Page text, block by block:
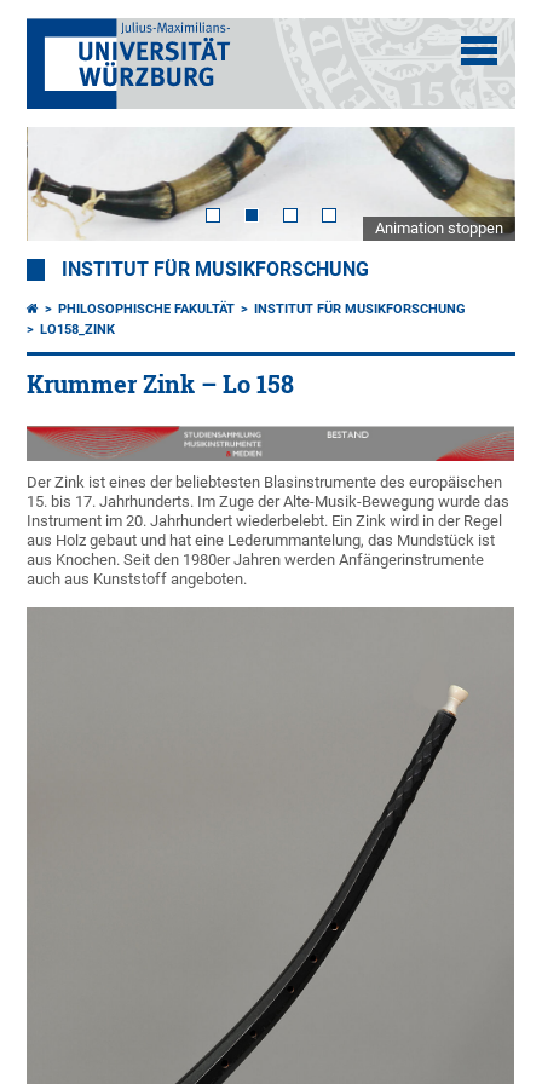
Animation stoppen
INSTITUT FÜR MUSIKFORSCHUNG
PHILOSOPHISCHE FAKULTÄT
INSTITUT FÜR MUSIKFORSCHUNG
LO158_ZINK
Krummer Zink – Lo 158
Der Zink ist eines der beliebtesten Blasinstrumente des europäischen
15. bis 17. Jahrhunderts. Im Zuge der Alte-Musik-Bewegung wurde das
Instrument im 20. Jahrhundert wiederbelebt. Ein Zink wird in der Regel
aus Holz gebaut und hat eine Lederummantelung, das Mundstück ist
aus Knochen. Seit den 1980er Jahren werden Anfängerinstrumente
auch aus Kunststoff angeboten.